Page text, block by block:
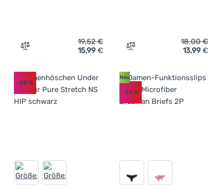
Zum Vergleich 'Damenhöschen Sensor Coolmax Tech'
19,52€
15,99 € Zum Vergleich 'Höschen
18,00€
13,99 €
-28 %
Neu
-24%